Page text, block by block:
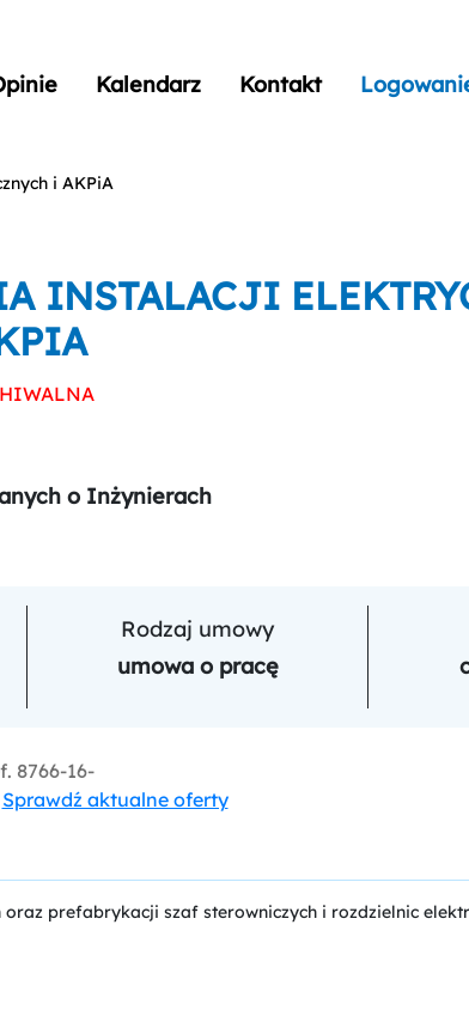
Kalendarz Kontakt
i AKPiA
INSTALACJI
o Inżynierach
Rodzaj umowy
umowa o pracę
8766-16-
Sprawdź aktualne oferty
oraz prefabrykacji szaf sterowniczych i rozdzielnic